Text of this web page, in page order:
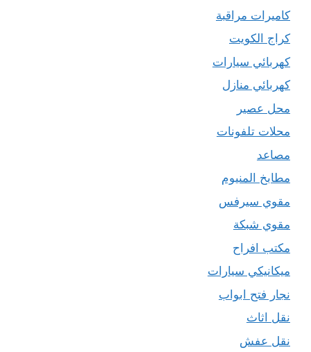
كاميرات مراقبة
كراج الكويت
كهربائي سيارات
كهربائي منازل
محل عصير
محلات تلفونات
مصاعد
مطابخ المنيوم
مقوي سيرفس
مقوي شبكة
مكتب افراح
ميكانيكي سيارات
نجار فتح ابواب
نقل اثاث
نقل عفش